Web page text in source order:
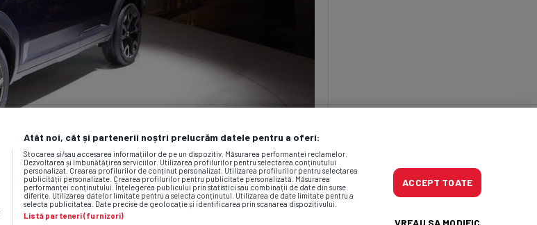
Atât noi, cât și partenerii noștri prelucrăm datele pentru a oferi:
Stocarea și/sau accesarea informațiilor de pe un dispozitiv. Măsurarea performanței reclamelor.
Dezvoltarea și îmbunătățirea serviciilor. Utilizarea profilurilor pentru selectarea conținutului
personalizat. Crearea profilurilor de conținut personalizat. Utilizarea profilurilor pentru selectarea
publicității personalizate. Crearea profilurilor pentru publicitate personalizată. Măsurarea
performanței conținutului. Înțelegerea publicului prin statistici sau combinații de date din surse
diferite. Utilizarea datelor limitate pentru a selecta conținutul. Utilizarea de date limitate pentru a
selecta publicitatea. Date precise de geolocație și identificarea prin scanarea dispozitivului.
Listă parteneri (furnizori)
ACCEPT TOATE
VREAU SA MODIFIC